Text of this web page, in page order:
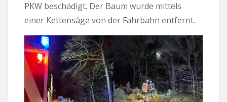
PKW beschädigt. Der Baum wurde mittels
einer Kettensäge von der Fahrbahn entfernt.